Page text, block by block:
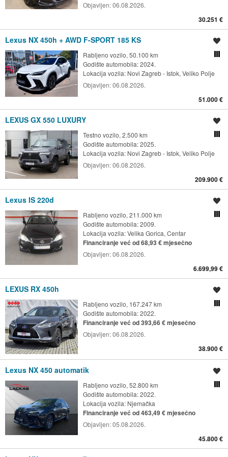
Objavljen:06.08.2026.
30.251 €
Lexus NX 450h + AWD F-SPORT 185 KS
Rabljeno vozilo, 50.100 km
Godište automobila: 2024.
Lokacija vozila: Novi Zagreb - Istok, Veliko Polje
Objavljen:06.08.2026.
51.000 €
LEXUS GX 550 LUXURY
Testno vozilo, 2.500 km
Godište automobila: 2025.
Lokacija vozila: Novi Zagreb - Istok, Veliko Polje
Objavljen:06.08.2026.
209.900 €
Lexus IS 220d
Rabljeno vozilo, 211.000 km
Godište automobila: 2009.
Lokacija vozila:Velika Gorica, Centar
Financiranje već od 68,93 € mjesečno
Objavljen:06.08.2026.
6.699,99 €
LEXUS RX 450h
Rabljeno vozilo, 167.247 km
Godište automobila: 2022.
Financiranje već od 393,66 € mjesečno
Objavljen:06.08.2026.
38.900 €
Lexus NX 450 automatik
Rabljeno vozilo, 52.800 km
Godište automobila: 2022.
Lokacija vozila: Njemačka
Financiranje već od 463,49 € mjesečno
Objavljen:05.08.2026.
45.800 €